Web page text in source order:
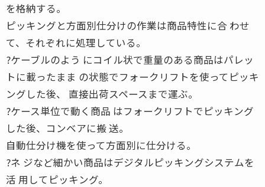
を格納する。
ピッキングと方面別仕分けの作業は商品特性に合 わせ
て、それぞれに処理している。
?ケーブルのよう にコイル状で重量のある商品はパレッ
トに載ったまま の状態でフォークリフトを使ってピッキ
ングした後、 直接出荷スペースまで運ぶ。
?ケース単位で動く商品 はフォークリフトでピッキング
した後、コンベアに搬 送。
自動仕分け機を使って方面別に仕分ける。
?ネ ジなど細かい商品はデジタルピッキングシステムを
活 用してピッキング。